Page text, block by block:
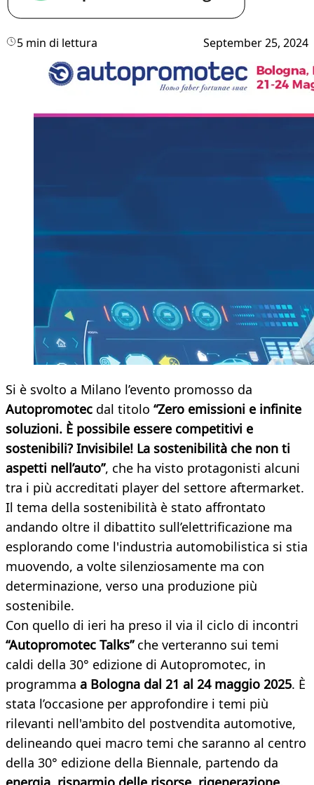
5 min di lettura September 25, 2024
Si è svolto a Milano l’evento promosso da
Autopromotec dal titolo “Zero emissioni e infinite
soluzioni. È possibile essere competitivi e
sostenibili? Invisibile! La sostenibilità che non ti
aspetti nell’auto”, che ha visto protagonisti alcuni
tra i più accreditati player del settore aftermarket.
Il tema della sostenibilità è stato affrontato
andando oltre il dibattito sull’elettrificazione ma
esplorando come l'industria automobilistica si stia
muovendo, a volte silenziosamente ma con
determinazione, verso una produzione più
sostenibile.
Con quello di ieri ha preso il via il ciclo di incontri
“Autopromotec Talks” che verteranno sui temi
caldi della 30° edizione di Autopromotec, in
programma a Bologna dal 21 al 24 maggio 2025. È
stata l’occasione per approfondire i temi più
rilevanti nell'ambito del postvendita automotive,
delineando quei macro temi che saranno al centro
della 30° edizione della Biennale, partendo da